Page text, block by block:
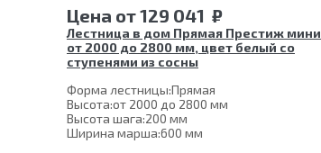
Цена от129 041 ₽
Лестница в дом Прямая Престиж мини
от 2000 до 2800 мм, цвет белый со
ступенями из сосны
Форма лестницы:Прямая
Высота:от 2000 до 2800 мм
Высота шага:200 мм
Ширина марша:600 мм